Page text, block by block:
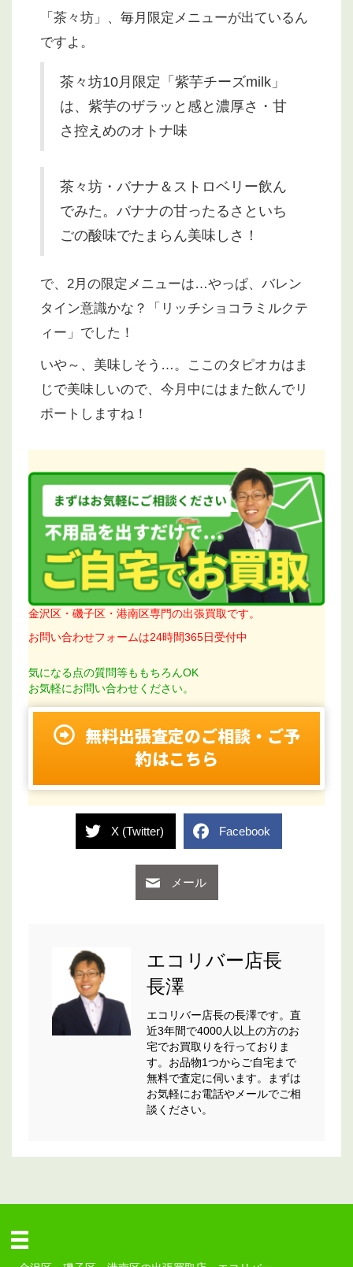
「茶々坊」、毎月限定メニューが出ているん
ですよ。
茶々坊10月限定「紫芋チーズmilk」
は、紫芋のザラッと感と濃厚さ・甘
さ控えめのオトナ味
茶々坊・バナナ＆ストロベリー飲ん
でみた。バナナの甘ったるさといち
ごの酸味でたまらん美味しさ！
で、2月の限定メニューは…やっぱ、バレン
タイン意識かな？「リッチショコラミルクテ
ィー」でした！
いや～、美味しそう…。ここのタピオカはま
じで美味しいので、今月中にはまた飲んでリ
ポートしますね！
金沢区・磯子区・港南区専門の出張買取です。
お問い合わせフォームは24時間365日受付中
気になる点の質問等ももちろんOK
お気軽にお問い合わせください。
無料出張査定のご相談・ご予
約はこちら
X (Twitter) Facebook
メール
エコリバー店長
長澤
エコリバー店長の長澤です。直
近3年間で4000人以上の方のお
宅でお買取りを行っておりま
す。お品物1つからご自宅まで
無料で査定に伺います。まずは
お気軽にお電話やメールでご相
談ください。